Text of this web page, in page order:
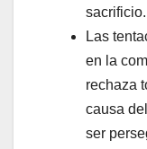
sacrificio.
Las
en la
rechaza
causa
ser